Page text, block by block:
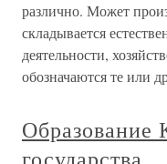
различно. Может
складывается
деятельности,
обозначаются те или
Образование